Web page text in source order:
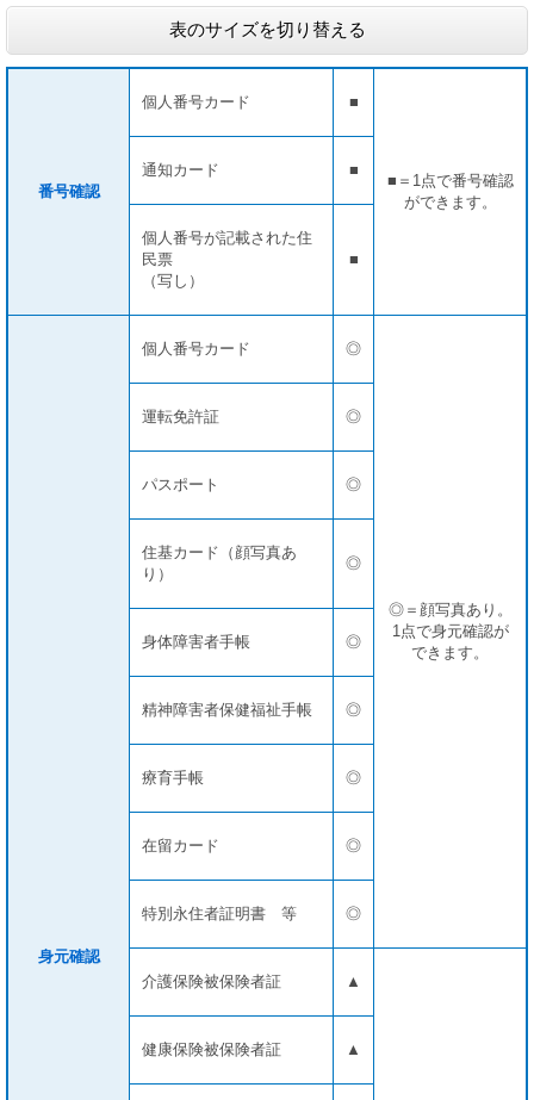
表のサイズを切り替える
番号確認
個人番号カード ■
■＝1点で番号確認
ができます。
通知カード ■
個人番号が記載された住
民票
（写し）
■
身元確認
個人番号カード ◎
◎＝顔写真あり。
1点で身元確認が
できます。
運転免許証 ◎
パスポート ◎
住基カード（顔写真あ
り）
◎
身体障害者手帳 ◎
精神障害者保健福祉手帳 ◎
療育手帳 ◎
在留カード ◎
特別永住者証明書 等 ◎
介護保険被保険者証 ▲
健康保険被保険者証 ▲